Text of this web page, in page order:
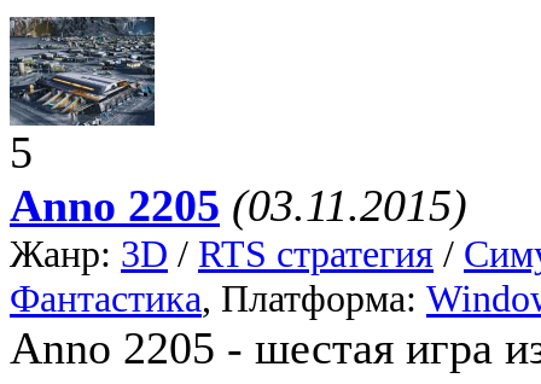
5
Anno 2205 (03.11.2015)
Жанр: 3D / RTS стратегия /
Фантастика, Платформа:
Anno 2205 - шестая игра